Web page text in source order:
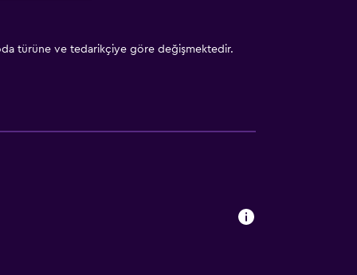
türüne ve tedarikçiye göre değişmektedir.